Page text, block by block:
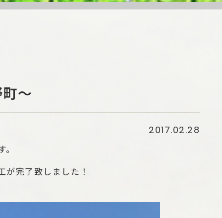
～
2017.02.28
。
が完了致しました！